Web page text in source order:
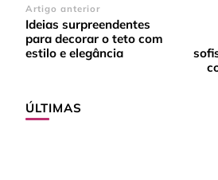
Navegação
de
post
Artigo anterior
Ideias surpreendentes
para decorar o teto com
estilo e elegância
ÚLTIMAS